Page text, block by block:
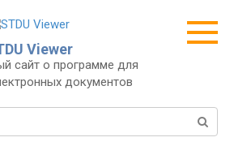
Viewer
сайт о программе для
документов